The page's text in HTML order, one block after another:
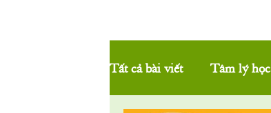
Tất cả bài viết Tâm lý học